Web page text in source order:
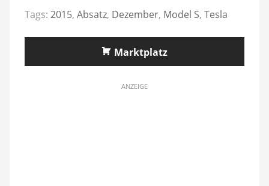
Tags: 2015, Absatz, Dezember, Model S, Tesla
Marktplatz
ANZEIGE